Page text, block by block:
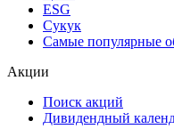
Cbonds Awards
Cbonds Pages
Ломбардные списки
ESG
Самые популярные